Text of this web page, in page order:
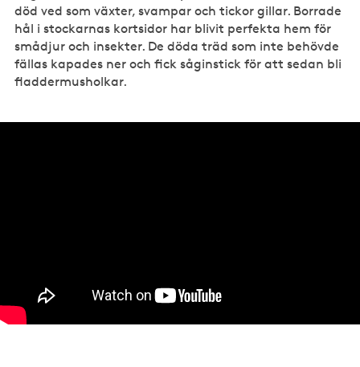
död ved som växter, svampar och tickor gillar. Borrade
hål i stockarnas kortsidor har blivit perfekta hem för
smådjur och insekter. De döda träd som inte behövde
fällas kapades ner och fick såginstick för att sedan bli
fladdermusholkar.